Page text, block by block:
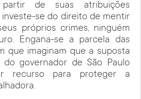
de suas atribuições
investe-se do direito de mentir
próprios crimes, ninguém
Engana-se a parcela das
que imaginam que a suposta
do governador de São Paulo
recurso para proteger a